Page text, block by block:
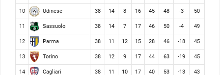
10 Udinese 38 14 8 16 45 48 -3 50
11 Sassuolo 38 14 7 17 46 50 -4 49
12 Parma 38 11 12 15 28 46 -18 45
13 Torino 38 12 9 17 44 63 -19 45
14 Cagliari 38 11 10 17 40 53 -13 43